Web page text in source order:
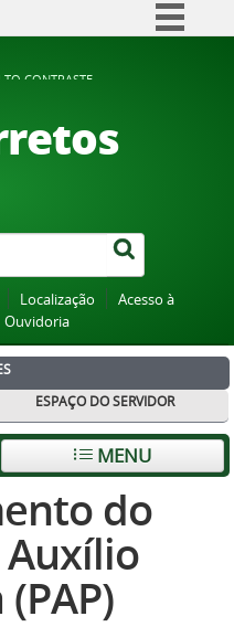
Participe
Acesso à informação
Canais
CONTRASTE
Localização
Acesso à
Ouvidoria
ESPAÇO DO SERVIDOR
MENU
do